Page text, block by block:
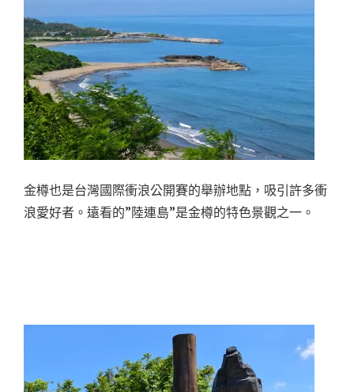
金樽也是台灣國際衝浪公開賽的舉辦地點，吸引許多衝
浪愛好者。遠看的”陸連島”是金樽的特色景觀之一。